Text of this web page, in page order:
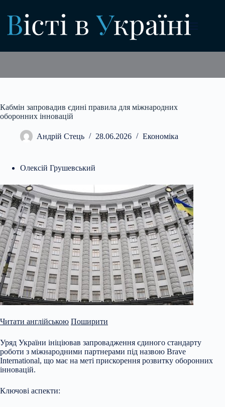
вмісту
Кабмін запровадив єдині правила для міжнародних
оборонних інновацій
Андрій Стець 28.06.2026 Економіка
Олексій Грушевський
Читати англійською Поширити
Уряд України ініціював запровадження єдиного стандарту
роботи з міжнародними партнерами під назвою Brave
International, що має на меті прискорення розвитку оборонних
інновацій.
Ключові аспекти: